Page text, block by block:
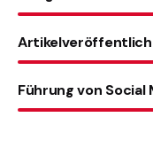
Führung von Social